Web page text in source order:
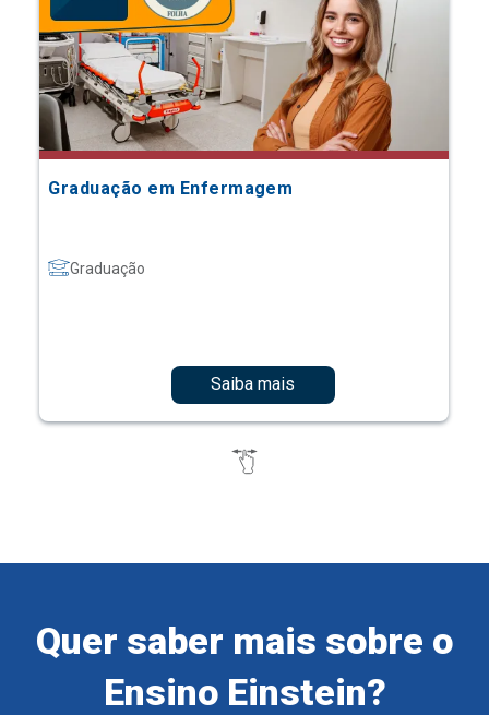
Graduação em Enfermagem
Graduação
Saiba mais
Quer saber mais sobre o
Ensino Einstein?